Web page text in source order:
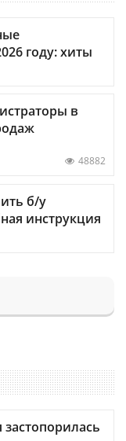
году: хиты
в
48882
б/у
инструкция